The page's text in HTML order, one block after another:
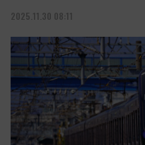
2025.11.30 08:11